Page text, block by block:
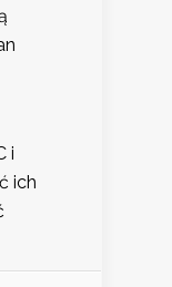
i
ich